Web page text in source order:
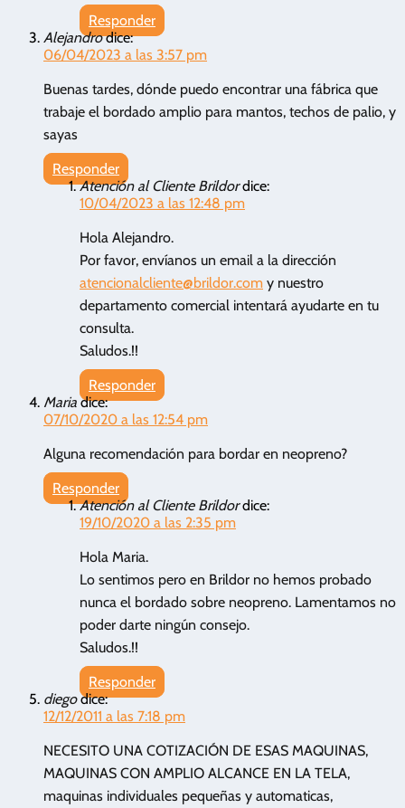
Responder
Alejandro dice:
06/04/2023 a las 3:57 pm
Buenas tardes, dónde puedo encontrar una fábrica que
trabaje el bordado amplio para mantos, techos de palio, y
sayas
Responder
Atención al Cliente Brildor dice:
10/04/2023 a las 12:48 pm
Hola Alejandro.
Por favor, envíanos un email a la dirección
atencionalcliente@brildor.com y nuestro
departamento comercial intentará ayudarte en tu
consulta.
Saludos.!!
Responder
Maria dice:
07/10/2020 a las 12:54 pm
Alguna recomendación para bordar en neopreno?
Responder
Atención al Cliente Brildor dice:
19/10/2020 a las 2:35 pm
Hola Maria.
Lo sentimos pero en Brildor no hemos probado
nunca el bordado sobre neopreno. Lamentamos no
poder darte ningún consejo.
Saludos.!!
Responder
diego dice:
12/12/2011 a las 7:18 pm
NECESITO UNA COTIZACIÓN DE ESAS MAQUINAS,
MAQUINAS CON AMPLIO ALCANCE EN LA TELA,
maquinas individuales pequeñas y automaticas,